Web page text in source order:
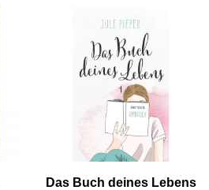
Das Buch deines Lebens